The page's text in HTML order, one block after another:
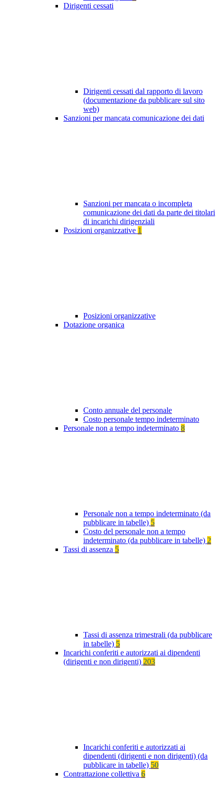
Dirigenti cessati
Dirigenti cessati dal rapporto di lavoro
(documentazione da pubblicare sul sito
web)
Sanzioni per mancata comunicazione dei dati
Sanzioni per mancata o incompleta
comunicazione dei dati da parte dei titolari
di incarichi dirigenziali
Posizioni organizzative 1
Posizioni organizzative
Dotazione organica
Conto annuale del personale
Costo personale tempo indeterminato
Personale non a tempo indeterminato 8
Personale non a tempo indeterminato (da
pubblicare in tabelle) 5
Costo del personale non a tempo
indeterminato (da pubblicare in tabelle) 2
Tassi di assenza 5
Tassi di assenza trimestrali (da pubblicare
in tabelle) 5
Incarichi conferiti e autorizzati ai dipendenti
(dirigenti e non dirigenti) 203
Incarichi conferiti e autorizzati ai
dipendenti (dirigenti e non dirigenti) (da
pubblicare in tabelle) 50
Contrattazione collettiva 6